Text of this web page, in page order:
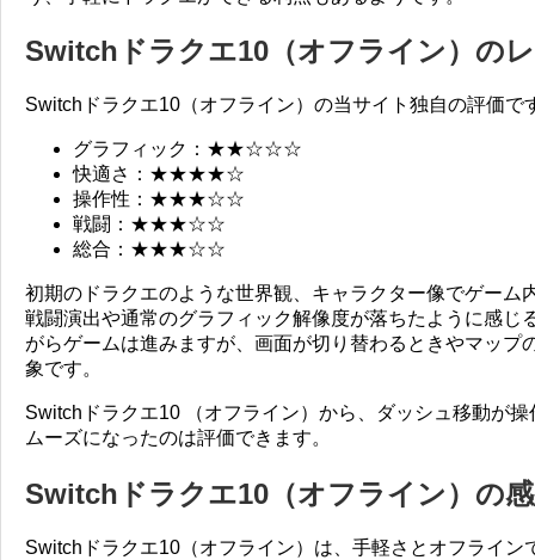
Switchドラクエ10（オフライン）の
Switchドラクエ10（オフライン）の当サイト独自の評価で
グラフィック：★★☆☆☆
快適さ：★★★★☆
操作性：★★★☆☆
戦闘：★★★☆☆
総合：★★★☆☆
初期のドラクエのような世界観、キャラクター像でゲーム
戦闘演出や通常のグラフィック解像度が落ちたように感じ
がらゲームは進みますが、画面が切り替わるときやマップ
象です。
Switchドラクエ10 （オフライン）から、ダッシュ移動が
ムーズになったのは評価できます。
Switchドラクエ10（オフライン）の
Switchドラクエ10（オフライン）は、手軽さとオフライン